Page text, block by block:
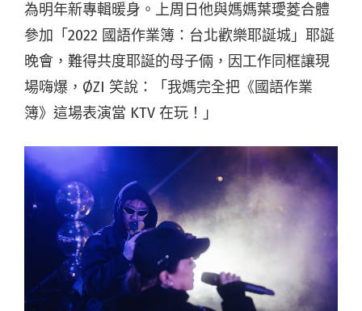
為明年新專輯暖身。上周日他與媽媽葉璦菱合體
參加「2022 國語作業簿：台北歡樂耶誕城」耶誕
晚會，難得共度耶誕的母子倆，因工作同框讓現
場嗨爆，ØZI 笑說：「我媽完全把《國語作業
簿》這場表演當 KTV 在玩！」